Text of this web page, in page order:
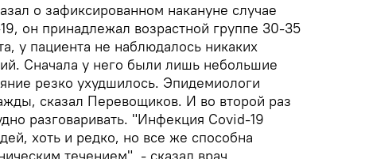
о зафиксированном накануне случае
он принадлежал возрастной группе 30-35
у пациента не наблюдалось никаких
Сначала у него были лишь небольшие
резко ухудшилось. Эпидемиологи
сказал Перевощиков. И во второй раз
разговаривать. "Инфекция Covid-19
хоть и редко, но все же способна